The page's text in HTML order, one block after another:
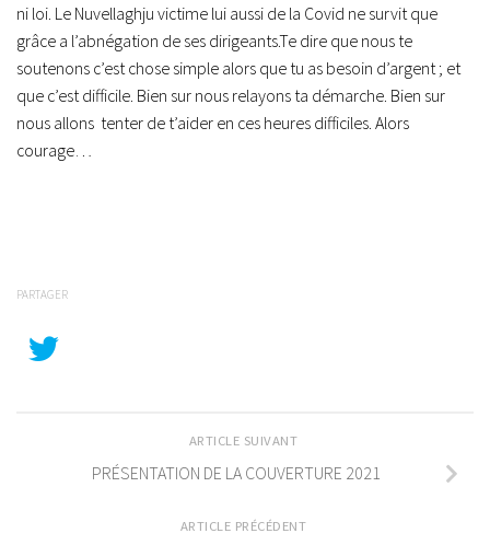
ni loi. Le Nuvellaghju victime lui aussi de la Covid ne survit que
grâce a l’abnégation de ses dirigeants.Te dire que nous te
soutenons c’est chose simple alors que tu as besoin d’argent ; et
que c’est difficile. Bien sur nous relayons ta démarche. Bien sur
nous allons tenter de t’aider en ces heures difficiles. Alors
courage…
PARTAGER
ARTICLE SUIVANT
PRÉSENTATION DE LA COUVERTURE 2021
ARTICLE PRÉCÉDENT